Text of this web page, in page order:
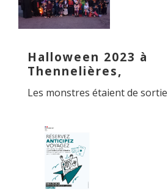
Halloween 2023 à
Thennelières,
Les monstres étaient de sortie